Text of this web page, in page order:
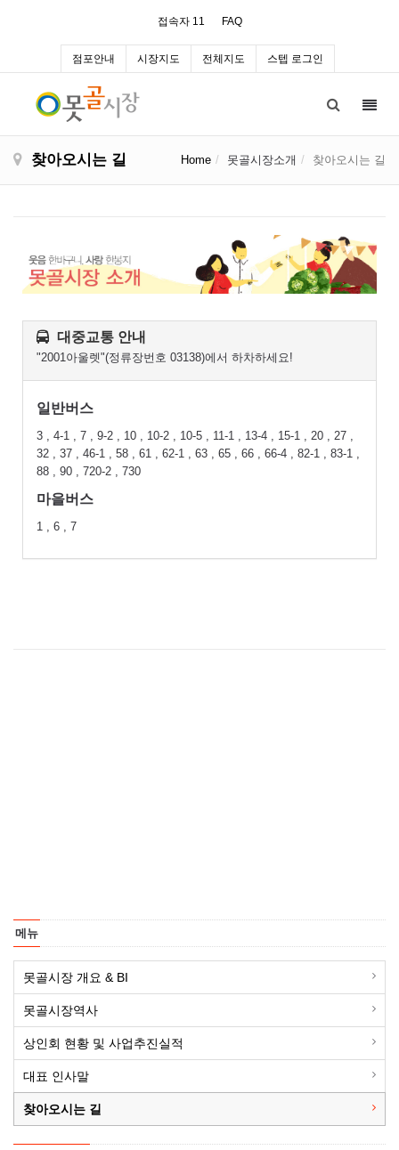
접속자 11 FAQ
점포안내 시장지도 전체지도 스텝 로그인
찾아오시는 길 Home 못골시장소개 찾아오시는 길
대중교통 안내
"2001아울렛"(정류장번호 03138)에서 하차하세요!
일반버스
3 , 4-1 , 7 , 9-2 , 10 , 10-2 , 10-5 , 11-1 , 13-4 , 15-1 , 20 , 27 ,
32 , 37 , 46-1 , 58 , 61 , 62-1 , 63 , 65 , 66 , 66-4 , 82-1 , 83-1 ,
88 , 90 , 720-2 , 730
마을버스
1 , 6 , 7
메뉴
못골시장 개요 & BI
못골시장역사
상인회 현황 및 사업추진실적
대표 인사말
찾아오시는 길